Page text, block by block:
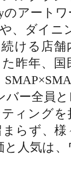
のアート
や、ダイニ
ける店
昨年、国
バー全員
ィングを
らず、様
と人気は